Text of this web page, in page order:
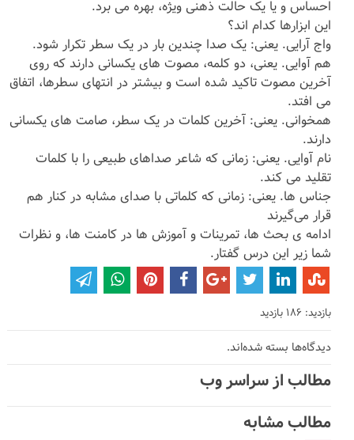
احساس و یا یک حالت ذهنی ویژه، بهره می برد.
این ابزارها کدام اند؟
واج آرایی. یعنی: یک صدا چندین بار در یک سطر تکرار شود.
هم آوایی. یعنی، دو کلمه، مصوت های یکسانی دارند که روی
آخرین مصوت تاکید شده است و بیشتر در انتهای سطرها، اتفاق
می افتد.
همخوانی. یعنی: آخرین کلمات در یک سطر، صامت های یکسانی
دارند.
نام آوایی. یعنی: زمانی که شاعر صداهای طبیعی را با کلمات
تقلید می کند.
جناس ها. یعنی: زمانی که کلماتی با صدای مشابه در کنار هم
قرار می‌گیرند
ادامه ی بحث ها، تمرینات و آموزش ها در کامنت ها، و نظرات
شما زیر این درس گفتار.
بازدید: 186 بازدید
دیدگاه‌ها بسته شده‌اند.
مطالب از سراسر وب
مطالب مشابه